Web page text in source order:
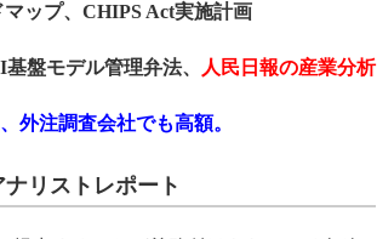
ップ、CHIPS Act実施計画
盤モデル管理弁法、 人民日報の産業分析
外注調査会社でも高額。
リストレポート